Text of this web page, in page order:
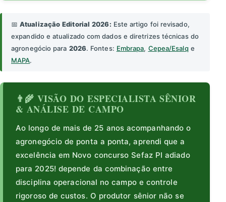
📅Atualização Editorial 2026: Este artigo foi revisado,
expandido e atualizado com dados e diretrizes técnicas do
agronegócio para 2026. Fontes: Embrapa, Cepea/Esalq e
MAPA.
👨‍🌾 VISÃO DO ESPECIALISTA SÊNIOR
& ANÁLISE DE CAMPO
Ao longo de mais de 25 anos acompanhando o
agronegócio de ponta a ponta, aprendi que a
excelência em Novo concurso Sefaz PI adiado
para 2025! depende da combinação entre
disciplina operacional no campo e controle
rigoroso de custos. O produtor sênior não se